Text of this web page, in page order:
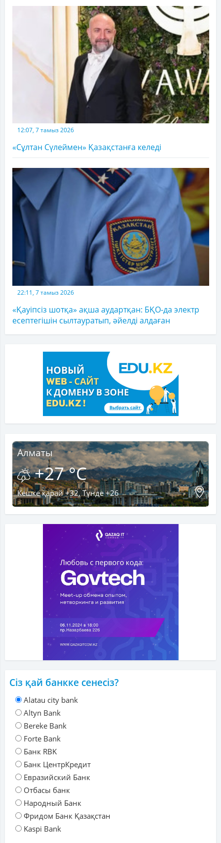
12:07, 7 тамыз 2026
«Сұлтан Сүлеймен» Қазақстанға келеді
22:11, 7 тамыз 2026
«Қауіпсіз шотқа» ақша аудартқан: БҚО-да электр
есептегішін сылтауратып, әйелді алдаған
Алматы
+27 °C
Кешке қарай +32, Түнде +26
Сіз қай банкке сенесіз?
Alatau city bank
Altyn Bank
Bereke Bank
Forte Bank
Банк RBK
Банк ЦентрКредит
Евразийский Банк
Отбасы банк
Народный Банк
Фридом Банк Қазақстан
Kaspi Bank